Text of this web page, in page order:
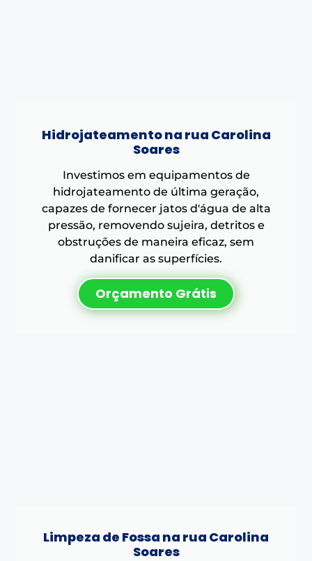
Hidrojateamento na rua Carolina
Soares
Investimos em equipamentos de
hidrojateamento de última geração,
capazes de fornecer jatos d'água de alta
pressão, removendo sujeira, detritos e
obstruções de maneira eficaz, sem
danificar as superfícies.
Orçamento Grátis
Limpeza de Fossa na rua Carolina
Soares